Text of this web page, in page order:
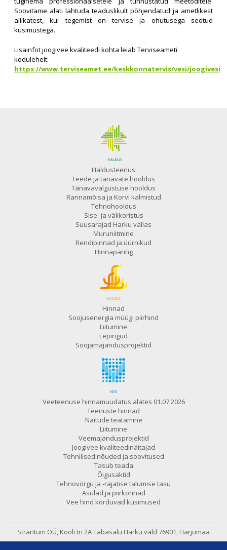
Soovitame alati lähtuda teaduslikult põhjendatud ja ametlikest
allikatest, kui tegemist on tervise ja ohutusega seotud
küsimustega.
Lisainfot joogivee kvaliteedi kohta leiab Terviseameti
kodulehelt:
https://www.terviseamet.ee/keskkonnatervis/vesi/joogivesi
Haldusteenus
Teede ja tänavate hooldus
Tänavavalgustuse hooldus
Rannamõisa ja Korvi kalmistud
Tehnohooldus
Sise- ja välikoristus
Suusarajad Harku vallas
Muruniitmine
Rendipinnad ja üürnikud
Hinnapäring
Hinnad
Soojusenergia müügi piirhind
Liitumine
Lepingud
Soojamajandusprojektid
Veeteenuse hinnamuudatus alates 01.07.2026
Teenuste hinnad
Näitude teatamine
Liitumine
Veemajandusprojektid
Joogivee kvaliteedinäitajad
Tehnilised nõuded ja soovitused
Tasub teada
Õigusaktid
Tehnovõrgu ja -rajatise talumise tasu
Asulad ja piirkonnad
Vee hind korduvad küsimused
Strantum OÜ, Kooli tn 2A Tabasalu Harku vald 76901, Harjumaa